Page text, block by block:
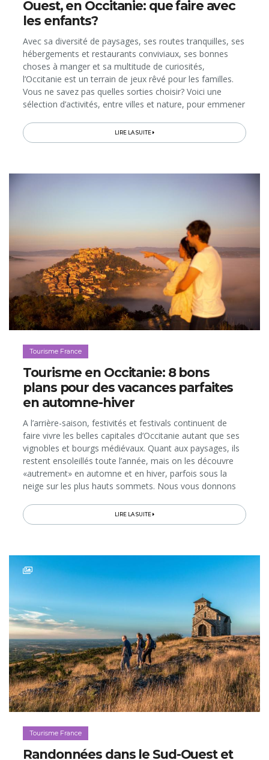
Ouest, en Occitanie: que faire avec
les enfants?
Avec sa diversité de paysages, ses routes tranquilles, ses
hébergements et restaurants conviviaux, ses bonnes
choses à manger et sa multitude de curiosités,
l’Occitanie est un terrain de jeux rêvé pour les familles.
Vous ne savez pas quelles sorties choisir? Voici une
sélection d’activités, entre villes et nature, pour emmener
beaux...
LIRE LA SUITE
Tourisme France
Tourisme en Occitanie: 8 bons
plans pour des vacances parfaites
en automne-hiver
A l’arrière-saison, festivités et festivals continuent de
faire vivre les belles capitales d’Occitanie autant que ses
vignobles et bourgs médiévaux. Quant aux paysages, ils
restent ensoleillés toute l’année, mais on les découvre
«autrement» en automne et en hiver, parfois sous la
neige sur les plus hauts sommets. Nous vous donnons
à ces...
LIRE LA SUITE
Tourisme France
Randonnées dans le Sud-Ouest et